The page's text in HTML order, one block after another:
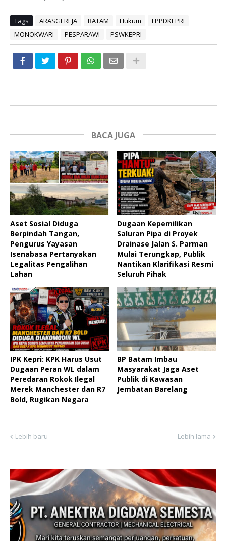
Tags ARASGEREJA BATAM Hukum
LPPDKEPRI
MONOKWARI
PESPARAWI PSWKEPRI
BACA JUGA
Aset Sosial Diduga
Berpindah Tangan,
Pengurus Yayasan
Isenabasa Pertanyakan
Legalitas Pengalihan
Lahan ‎
Dugaan Kepemilikan
Saluran Pipa di Proyek
Drainase Jalan S. Parman
Mulai Terungkap, Publik
Nantikan Klarifikasi Resmi
Seluruh Pihak ‎
IPK Kepri: KPK Harus Usut
Dugaan Peran WL dalam
Peredaran Rokok Ilegal
Merek Manchester dan R7
Bold, Rugikan Negara
BP Batam Imbau
Masyarakat Jaga Aset
Publik di Kawasan
Jembatan Barelang
Lebih baru Lebih lama